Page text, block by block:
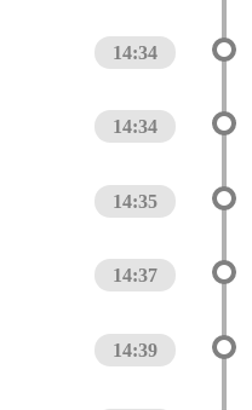
14:34
14:34
14:35
14:37
14:39